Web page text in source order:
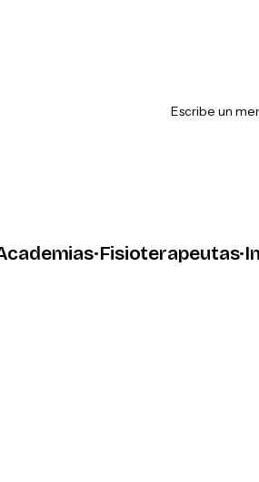
Escribe un
·Fisioterapeutas·